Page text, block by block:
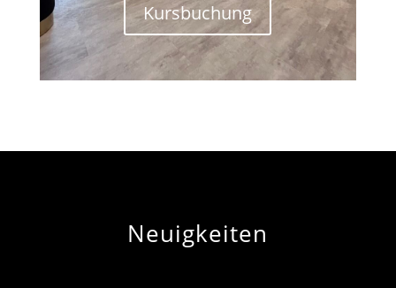
Kursbuchung
Neuigkeiten